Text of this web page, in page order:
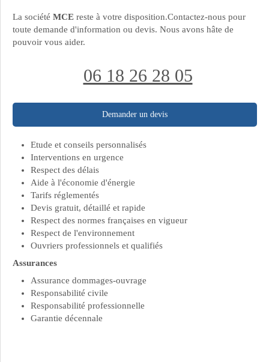
La société MCE reste à votre disposition.Contactez-nous pour
toute demande d'information ou devis. Nous avons hâte de
pouvoir vous aider.
06 18 26 28 05
Demander un devis
Etude et conseils personnalisés
Interventions en urgence
Respect des délais
Aide à l'économie d'énergie
Tarifs réglementés
Devis gratuit, détaillé et rapide
Respect des normes françaises en vigueur
Respect de l'environnement
Ouvriers professionnels et qualifiés
Assurances
Assurance dommages-ouvrage
Responsabilité civile
Responsabilité professionnelle
Garantie décennale